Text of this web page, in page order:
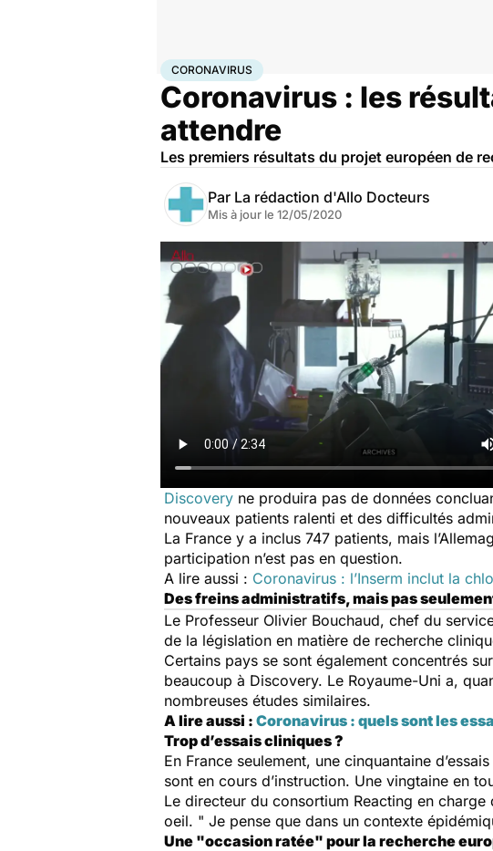
AccueilSantéMaladies
CORONAVIRUS
Coronavirus : les
attendre
Les premiers résultats du projet européen de
Par La rédaction d'Allo Docteurs
Mis à jour le 12/05/2020
Discovery ne produira pas de données
nouveaux patients ralenti et des difficultés
La France y a inclus 747 patients, mais
participation n’est pas en question.
A lire aussi : Coronavirus : l’Inserm inclut la
Des freins administratifs, mais pas
Le Professeur Olivier Bouchaud, chef du
de la législation en matière de recherche
Certains pays se sont également concentrés
beaucoup à Discovery. Le Royaume-Uni a,
nombreuses études similaires.
A lire aussi : Coronavirus : quels sont les
Trop d’essais cliniques ?
En France seulement, une cinquantaine
sont en cours d’instruction. Une vingtaine en
Le directeur du consortium Reacting en
oeil. " Je pense que dans un contexte
Une "occasion ratée" pour la recherche